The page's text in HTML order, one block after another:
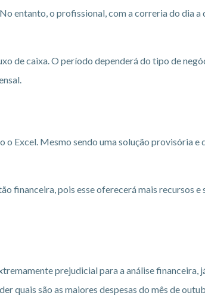
entanto, o profissional, com a correria do dia a
de caixa. O período dependerá do tipo de
Excel. Mesmo sendo uma solução provisória
financeira, pois esse oferecerá mais recursos e
prejudicial para a análise financeira,
quais são as maiores despesas do mês de